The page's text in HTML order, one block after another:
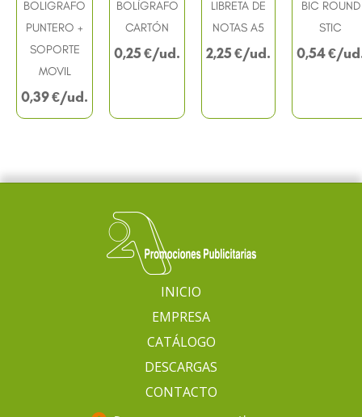
BOLIGRAFO
PUNTERO +
SOPORTE
MOVIL
0,39€
BOLÍGRAFO
CARTÓN
0,25€
LIBRETA DE
NOTAS A5
2,25€
BIC ROUND
STIC
0,54€
INICIO
EMPRESA
CATÁLOGO
DESCARGAS
CONTACTO